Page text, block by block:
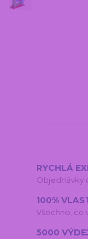
RYCHLÁ
Objednávky
100%
Všechno, co
5000